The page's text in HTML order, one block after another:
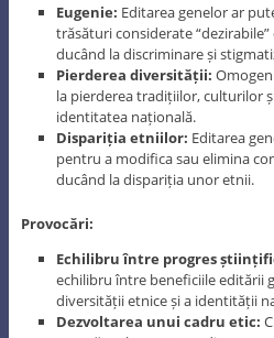
Eugenie: Editarea genelor ar
trăsături considerate
ducând la discriminare și
Pierderea diversității:
la pierderea tradițiilor, culturilor
identitatea națională.
Dispariția etniilor: Editarea
pentru a modifica sau elimina
ducând la dispariția unor etnii.
Provocări:
Echilibru între progres
echilibru între beneficiile editării
diversității etnice și a identității
Dezvoltarea unui cadru etic: